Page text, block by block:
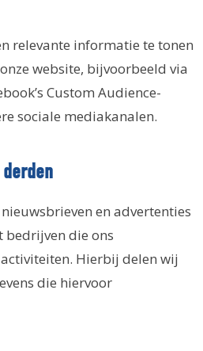
relevante informatie te tonen
website, bijvoorbeeld via
Custom Audience-
sociale mediakanalen.
en advertenties
bedrijven die ons
Hierbij delen wij
die hiervoor